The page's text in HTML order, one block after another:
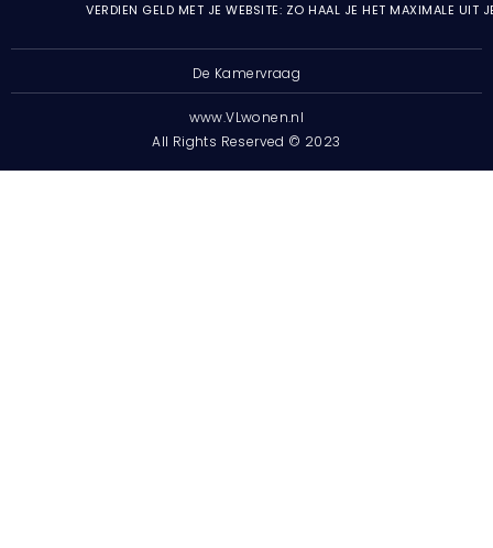
VERDIEN GELD MET JE WEBSITE: ZO HAAL JE HET MAXIMALE UIT
De Kamervraag
www.VLwonen.nl
All Rights Reserved © 2023